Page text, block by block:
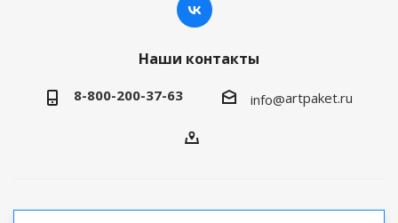
Наши контакты
8-800-200-37-63 info@artpaket.ru